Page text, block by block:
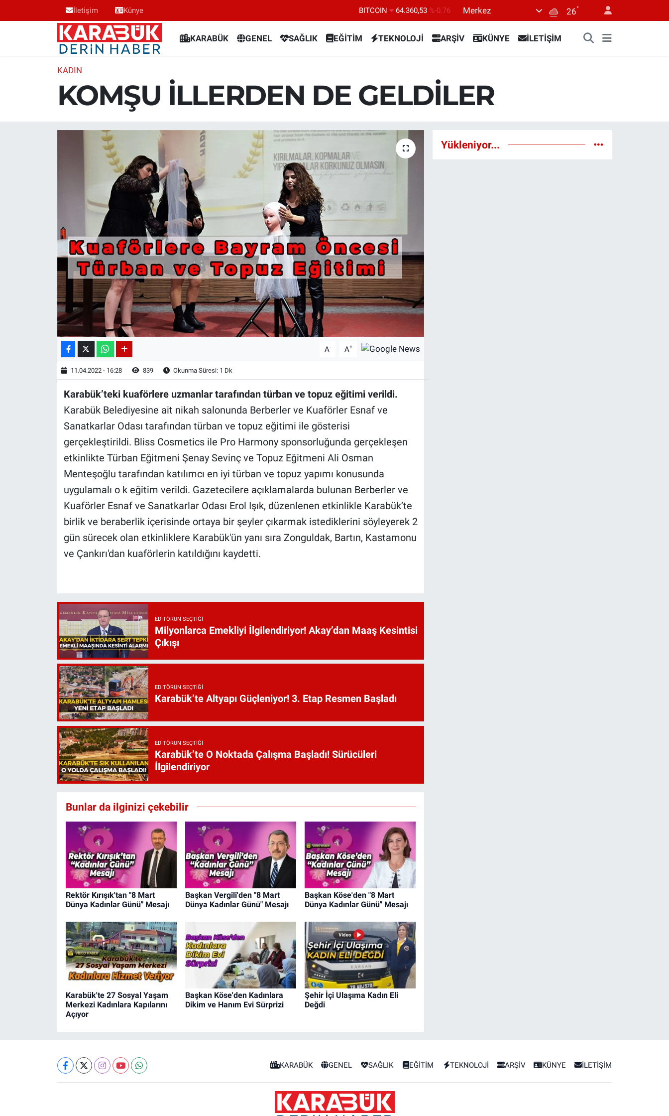
İletişim Künye BITCOIN 64.360,53 %-0.76
%1.44
BİST100
13.887 %64
Merkez 26°
KARABÜK GENEL SAĞLIK EĞİTİM TEKNOLOJİ ARŞİV KÜNYE İLETİŞİM
KADIN
KOMŞU İLLERDEN DE GELDİLER
A- A+
11.04.2022 - 16:28 839 Okunma Süresi: 1 Dk
Karabük’teki kuaförlere uzmanlar tarafından türban ve topuz eğitimi verildi.
Karabük Belediyesine ait nikah salonunda Berberler ve Kuaförler Esnaf ve
Sanatkarlar Odası tarafından türban ve topuz eğitimi ile gösterisi
gerçekleştirildi. Bliss Cosmetics ile Pro Harmony sponsorluğunda gerçekleşen
etkinlikte Türban Eğitmeni Şenay Sevinç ve Topuz Eğitmeni Ali Osman
Menteşoğlu tarafından katılımcı en iyi türban ve topuz yapımı konusunda
uygulamalı o k eğitim verildi. Gazetecilere açıklamalarda bulunan Berberler ve
Kuaförler Esnaf ve Sanatkarlar Odası Erol Işık, düzenlenen etkinlikle Karabük’te
birlik ve beraberlik içerisinde ortaya bir şeyler çıkarmak istediklerini söyleyerek 2
gün sürecek olan etkinliklere Karabük'ün yanı sıra Zonguldak, Bartın, Kastamonu
ve Çankırı'dan kuaförlerin katıldığını kaydetti.
EDITÖRÜN SEÇTIĞI
Milyonlarca Emekliyi İlgilendiriyor! Akay’dan Maaş Kesintisi
Çıkışı
EDITÖRÜN SEÇTIĞI
Karabük’te Altyapı Güçleniyor! 3. Etap Resmen Başladı
EDITÖRÜN SEÇTIĞI
Karabük’te O Noktada Çalışma Başladı! Sürücüleri
İlgilendiriyor
Bunlar da ilginizi çekebilir
Rektör Kırışık'tan "8 Mart
Dünya Kadınlar Günü" Mesajı
Başkan Vergili'den "8 Mart
Dünya Kadınlar Günü" Mesajı
Başkan Köse'den "8 Mart
Dünya Kadınlar Günü" Mesajı
Karabük'te 27 Sosyal Yaşam
Merkezi Kadınlara Kapılarını
Açıyor
Başkan Köse'den Kadınlara
Dikim ve Hanım Evi Sürprizi
Şehir İçi Ulaşıma Kadın Eli
Değdi
Yükleniyor...
KARABÜK GENEL SAĞLIK EĞİTİM TEKNOLOJİ ARŞİV KÜNYE İLETİŞİM
Karabük Nöbetçi Eczaneler
Karabük Trafik Yoğunluk Haritası
Süper Lig Puan Durumu ve Fikstür